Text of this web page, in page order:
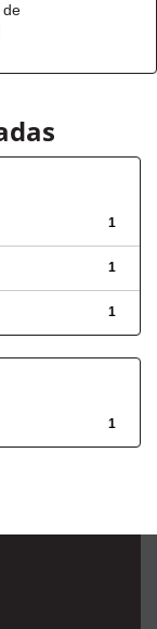
de
1
1
1
1